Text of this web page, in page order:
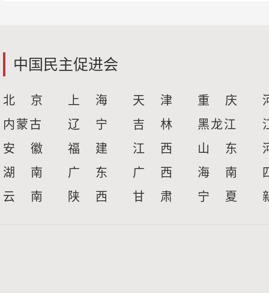
中国民主促进会
北 京 上 海 天 津 重 庆
内蒙古
辽 宁 吉 林 黑龙江
安 徽
福 建 江 西 山 东
湖 南
广 东 广 西 海 南
云 南
陕 西 甘 肃 宁 夏